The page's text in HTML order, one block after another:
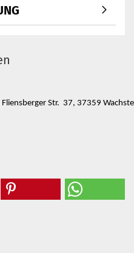
Str. 37, 37359